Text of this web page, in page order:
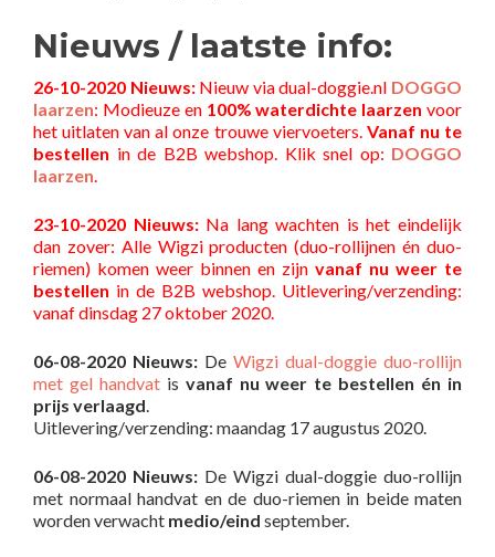
Nieuws / laatste info:
26-10-2020 Nieuws: Nieuw via dual-doggie.nl DOGGO
laarzen: Modieuze en 100% waterdichte laarzenvoor
het uitlaten van al onze trouwe viervoeters. Vanaf nu te
bestellen in de B2B webshop. Klik snel op: DOGGO
laarzen.
23-10-2020 Nieuws: Na lang wachten is het eindelijk
dan zover: Alle Wigzi producten (duo-rollijnen én duo-
riemen) komen weer binnen en zijn vanaf nu weer te
bestellen in de B2B webshop. Uitlevering/verzending:
vanaf dinsdag 27 oktober 2020.
06-08-2020 Nieuws: De Wigzi dual-doggie duo-rollijn
met gel handvatis vanaf nu weer te bestellen én in
prijs verlaagd.
Uitlevering/verzending: maandag 17 augustus 2020.
06-08-2020 Nieuws: De Wigzi dual-doggie duo-rollijn
met normaal handvat en de duo-riemen in beide maten
worden verwacht medio/eind september.